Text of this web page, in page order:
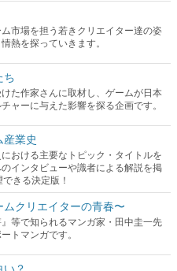
市場を担う若きクリエイター達の姿
熱を探っていきます。
ち
た作家さんに取材し、ゲームが日本
ャーに与えた影響を探る企画です。
業史
おける主要なトピック・タイトルを
インタビューや識者による解説を掲
きる決定版！
クリエイターの青春〜
』等で知られるマンガ家・田中圭一先
トマンガです。